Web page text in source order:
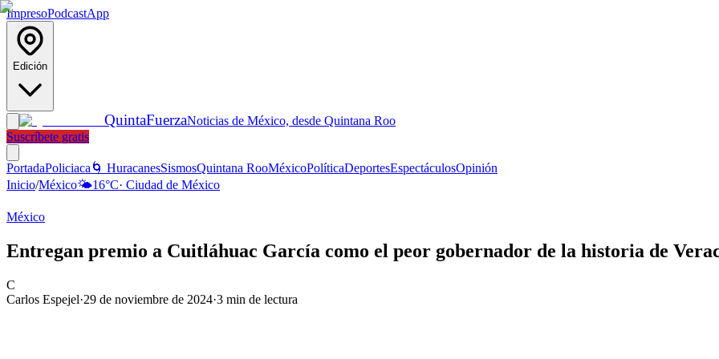
ImpresoPodcastApp
Edición
QuintaFuerzaNoticias de México, desde Quintana Roo
Suscríbete gratis
PortadaPoliciaca 🌀 HuracanesSismosQuintana RooMéxicoPolíticaDeportesEspectáculosOpinión
Inicio/México🌤️16°C· Ciudad de México
México
Entregan premio a Cuitláhuac García como el peor gobernador de la historia de
C
Carlos Espejel·29 de noviembre de 2024·3 min de lectura